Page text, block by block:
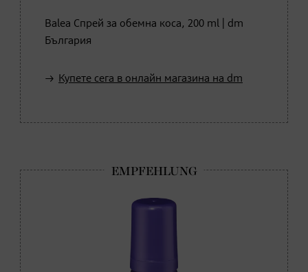
Balea Спрей за обемна коса, 200 ml | dm
България
Купете сега в онлайн магазина на dm